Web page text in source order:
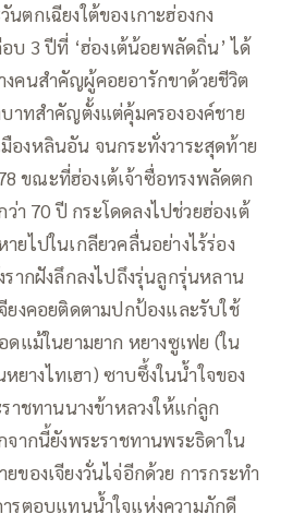
ตกเฉียงใต้ของเกาะฮ่องกง
อบ 3 ปีที่ ‘ฮ่องเต้น้อยพลัดถิ่น’ ได้
คนสำคัญผู้คอยอารักขาด้วยชีวิต
าทสำคัญตั้งแต่คุ้มครององค์ชาย
งหลินอัน จนกระทั่งวาระสุดท้าย
ขณะที่ฮ่องเต้เจ้าซื่อทรงพลัดตก
ว่า 70 ปี กระโดดลงไปช่วยฮ่องเต้
ไปในเกลียวคลื่นอย่างไร้ร่อง
ากฝังลึกลงไปถึงรุ่นลูกรุ่นหลาน
ยงคอยติดตามปกป้องและรับใช้
ดแม้ในยามยาก หยางซูเฟย (ใน
างไทเฮา) ซาบซึ้งในน้ำใจของ
าชทานนางข้าหลวงให้แก่ลูก
ากนี้ยังพระราชทานพระธิดาใน
ของเจียงวั่นไจ่อีกด้วย การกระทำ
รตอบแทนน้ำใจแห่งความภักดี